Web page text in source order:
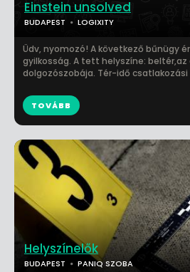
Einstein unsolved
BUDAPEST LOGIXITY
Üdv, nyomozó! A következő bűnügy
gyilkosság. A tett helyszíne:
dolgozószobája. Tér-idő csatlakozási
TOVÁBB
Helyszínelők
BUDAPEST PANIQ SZOBA